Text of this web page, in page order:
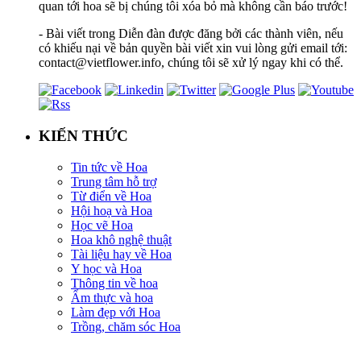
quan tới hoa sẽ bị chúng tôi xóa bỏ mà không cần báo trước!
- Bài viết trong Diễn đàn được đăng bởi các thành viên, nếu
có khiếu nại về bản quyền bài viết xin vui lòng gửi email tới:
contact@vietflower.info, chúng tôi sẽ xử lý ngay khi có thể.
KIẾN THỨC
Tin tức về Hoa
Trung tâm hỗ trợ
Từ điển về Hoa
Hội hoạ và Hoa
Học vẽ Hoa
Hoa khô nghệ thuật
Tài liệu hay về Hoa
Y học và Hoa
Thông tin về hoa
Ẩm thực và hoa
Làm đẹp với Hoa
Trồng, chăm sóc Hoa